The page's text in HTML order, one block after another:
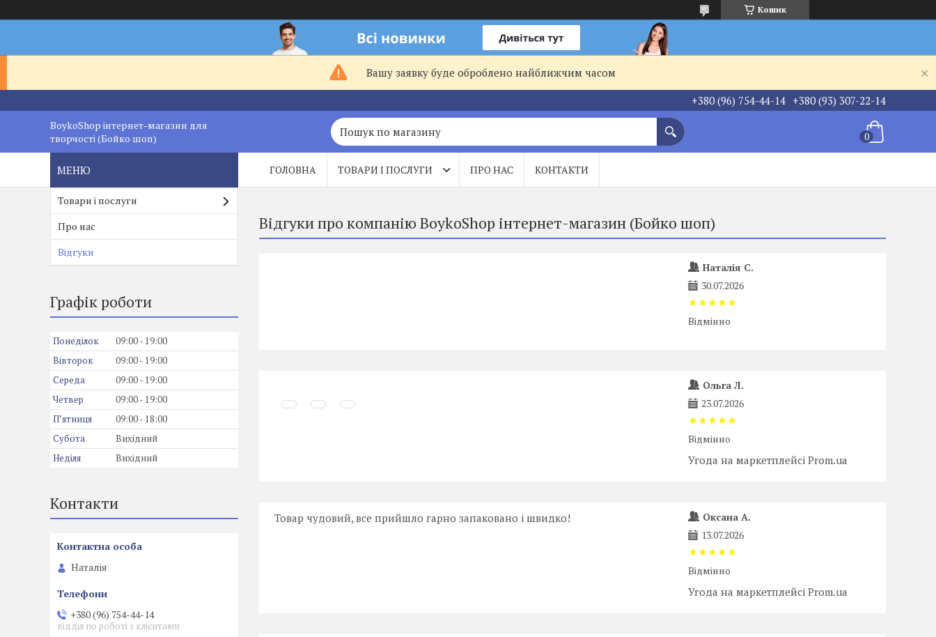
Кошик
Вашу заявку буде оброблено найближчим часом
+380 (96) 754-44-14 +380 (93) 307-22-14
BoykoShop інтернет-магазин для
творчості (Бойко шоп)
ГОЛОВНА ТОВАРИ І ПОСЛУГИ ПРО НАС КОНТАКТИ
Відгуки про компанію BoykoShop інтернет-магазин (Бойко шоп)
Наталія С.
30.07.2026
Відмінно
Ольга Л.
23.07.2026
Відмінно
Угода на маркетплейсі Prom.ua
Товар чудовий, все прийшло гарно запаковано і швидко!
Оксана А.
13.07.2026
Відмінно
Угода на маркетплейсі Prom.ua
Товари і послуги
Про нас
Відгуки
Графік роботи
Понеділок 09:00
19:00
Вівторок
09:00
19:00
Середа
09:00
19:00
Четвер
09:00
19:00
Пʼятниця
09:00
18:00
Субота
Вихідний
Неділя
Вихідний
Контакти
Наталія
+380 (96) 754-44-14
відділ по роботі з клієнтами